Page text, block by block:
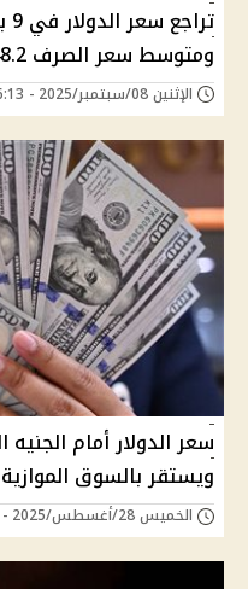
ومتوسط سعر الصرف 48.2 جنيه
الإثنين 08/سبتمبر/2025 - 06:13 م
سعر الدولار أمام
ويستقر بالسوق
الخميس 28/أغسطس/2025 - 05:27 م